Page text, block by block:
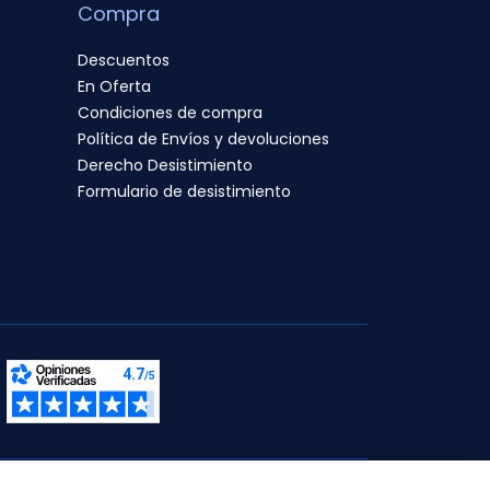
Compra
Descuentos
En Oferta
Condiciones de compra
Política de Envíos y devoluciones
Derecho Desistimiento
Formulario de desistimiento